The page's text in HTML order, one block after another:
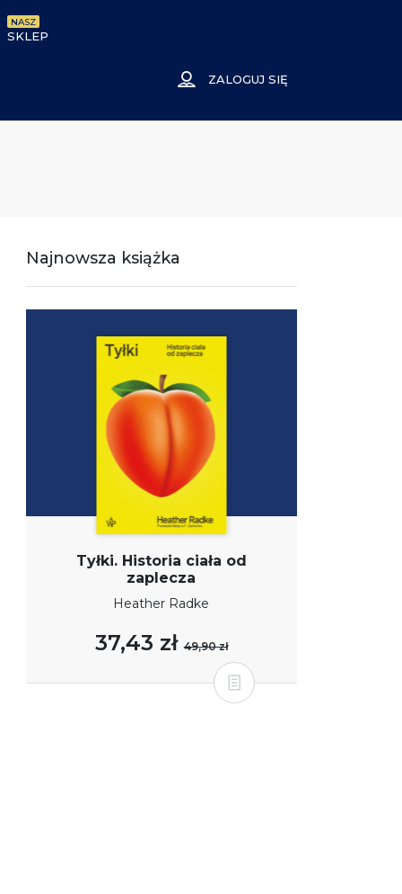
SKLEP
NASZ
ZALOGUJ SIĘ
Najnowsza książka
Tyłki. Historia ciała od
zaplecza
Heather Radke
37,43 zł49,90 zł